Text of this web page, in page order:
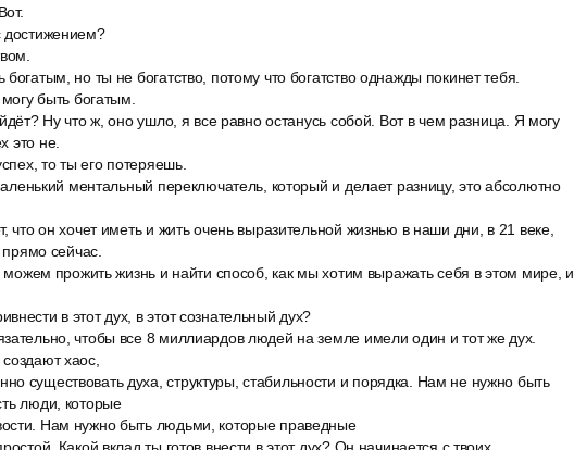
достижением?
но ты не богатство, потому что богатство однажды покинет тебя.
быть богатым.
Ну что ж, оно ушло, я все равно останусь собой. Вот в чем разница. Я могу
это не.
то ты его потеряешь.
ментальный переключатель, который и делает разницу, это абсолютно
что он хочет иметь и жить очень выразительной жизнью в наши дни, в 21 веке,
сейчас.
прожить жизнь и найти способ, как мы хотим выражать себя в этом мире, и
в этот дух, в этот сознательный дух?
чтобы все 8 миллиардов людей на земле имели один и тот же дух.
хаос,
существовать духа, структуры, стабильности и порядка. Нам не нужно быть
люди, которые
Нам нужно быть людьми, которые праведные